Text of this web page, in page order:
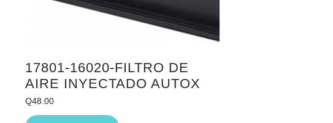
17801-16020-FILTRO DE
AIRE INYECTADO AUTOX
Q48.00